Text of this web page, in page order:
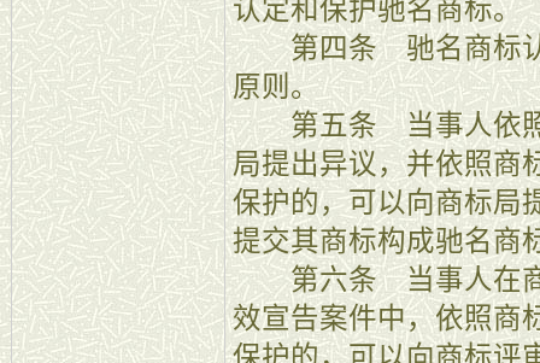
认定和保护驰名商标。
第四条 驰名商标认
原则。
第五条 当事人依照
局提出异议，并依照商
保护的，可以向商标局
提交其商标构成驰名商
第六条 当事人在商
效宣告案件中，依照商